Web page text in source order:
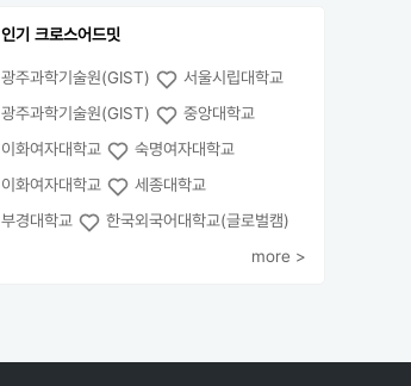
인기 크로스어드밋
광주과학기술원(GIST)
서울시립대학교
광주과학기술원(GIST)
중앙대학교
이화여자대학교
숙명여자대학교
이화여자대학교
세종대학교
부경대학교
한국외국어대학교(글로벌캠)
more >